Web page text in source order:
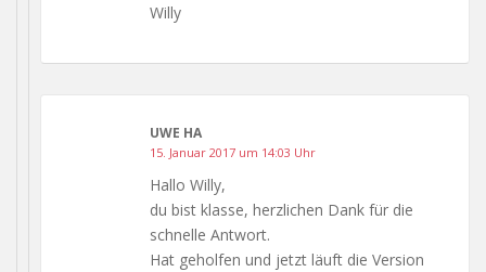
Willy
UWE HA
15. Januar 2017 um 14:03 Uhr
Hallo Willy,
du bist klasse, herzlichen Dank für die
schnelle Antwort.
Hat geholfen und jetzt läuft die Version